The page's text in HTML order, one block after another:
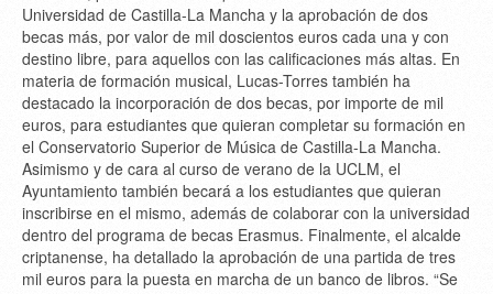
Universidad de Castilla-La Mancha y la aprobación de dos
becas más, por valor de mil doscientos euros cada una y con
destino libre, para aquellos con las calificaciones más altas. En
materia de formación musical, Lucas-Torres también ha
destacado la incorporación de dos becas, por importe de mil
euros, para estudiantes que quieran completar su formación en
el Conservatorio Superior de Música de Castilla-La Mancha.
Asimismo y de cara al curso de verano de la UCLM, el
Ayuntamiento también becará a los estudiantes que quieran
inscribirse en el mismo, además de colaborar con la universidad
dentro del programa de becas Erasmus. Finalmente, el alcalde
criptanense, ha detallado la aprobación de una partida de tres
mil euros para la puesta en marcha de un banco de libros. “Se